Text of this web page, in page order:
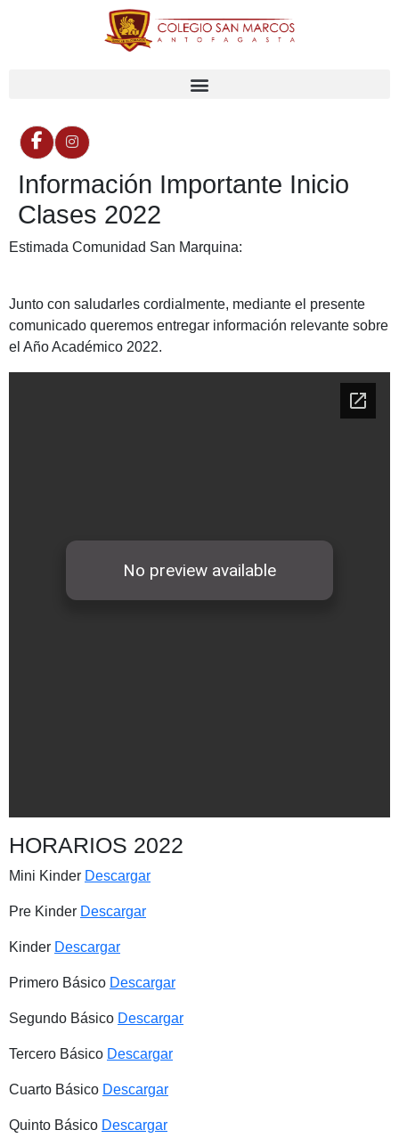
Información Importante Inicio
Clases 2022
Estimada Comunidad San Marquina:
Junto con saludarles cordialmente, mediante el presente
comunicado queremos entregar información relevante sobre
el Año Académico 2022.
HORARIOS 2022
Mini Kinder Descargar
Pre Kinder Descargar
Kinder Descargar
Primero Básico Descargar
Segundo Básico Descargar
Tercero Básico Descargar
Cuarto Básico Descargar
Quinto Básico Descargar